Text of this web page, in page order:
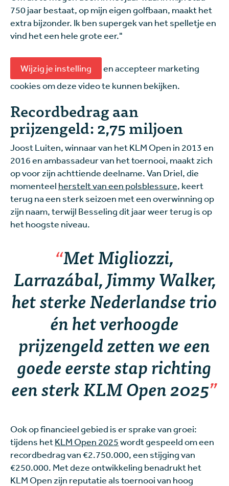
750 jaar bestaat, op mijn eigen golfbaan, maakt het
extra bijzonder. Ik ben supergek van het spelletje en
vind het een hele grote eer."
Wijzig je instelling
en accepteer marketing
cookies om deze video te kunnen bekijken.
Recordbedrag aan
prijzengeld: 2,75 miljoen
Joost Luiten, winnaar van het KLM Open in 2013 en
2016 en ambassadeur van het toernooi, maakt zich
op voor zijn achttiende deelname. Van Driel, die
momenteel herstelt van een polsblessure, keert
terug na een sterk seizoen met een overwinning op
zijn naam, terwijl Besseling dit jaar weer terug is op
het hoogste niveau.
Met Migliozzi,
Larrazábal, Jimmy Walker,
het sterke Nederlandse trio
én het verhoogde
prijzengeld zetten we een
goede eerste stap richting
een sterk KLM Open 2025
Ook op financieel gebied is er sprake van groei:
tijdens hetKLM Open 2025wordt gespeeld om een
recordbedrag van €2.750.000, een stijging van
€250.000. Met deze ontwikkeling benadrukt het
KLM Open zijn reputatie als toernooi van hoog